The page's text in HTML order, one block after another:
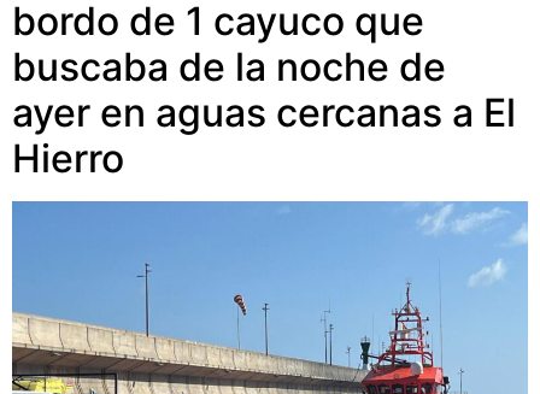
bordo de 1 cayuco que
buscaba de la noche de
ayer en aguas cercanas a El
Hierro